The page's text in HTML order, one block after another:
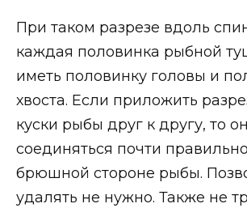
При таком разрезе вдоль
каждая половинка рыбной
иметь половинку головы и
хвоста. Если приложить
куски рыбы друг к другу, то
соединяться почти
брюшной стороне рыбы.
удалять не нужно. Также не